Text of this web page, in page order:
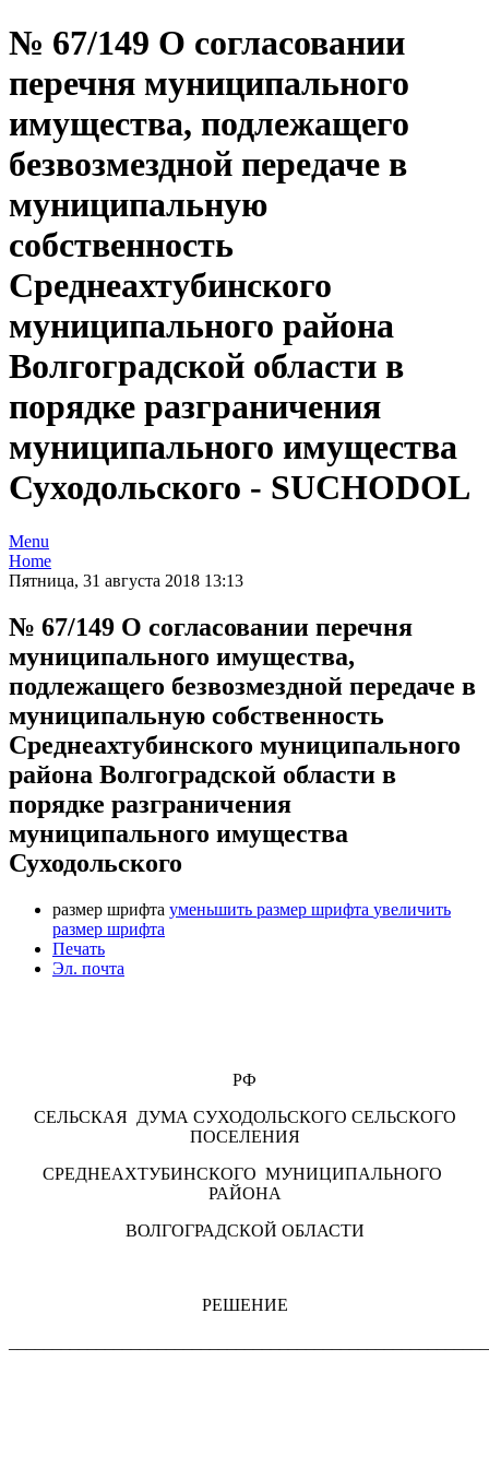
№ 67/149 О согласовании
перечня муниципального
имущества, подлежащего
безвозмездной передаче в
муниципальную
собственность
Среднеахтубинского
муниципального района
Волгоградской области в
порядке разграничения
муниципального имущества
Суходольского - SUCHODOL
Menu
Home
Пятница, 31 августа 2018 13:13
№ 67/149 О согласовании перечня
муниципального имущества,
подлежащего безвозмездной передаче в
муниципальную собственность
Среднеахтубинского муниципального
района Волгоградской области в
порядке разграничения
муниципального имущества
Суходольского
размер шрифта уменьшить размер шрифта увеличить
размер шрифта
Печать
Эл. почта
РФ
СЕЛЬСКАЯ ДУМА СУХОДОЛЬСКОГО СЕЛЬСКОГО
ПОСЕЛЕНИЯ
СРЕДНЕАХТУБИНСКОГО МУНИЦИПАЛЬНОГО
РАЙОНА
ВОЛГОГРАДСКОЙ ОБЛАСТИ
РЕШЕНИЕ